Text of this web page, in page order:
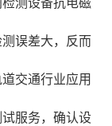
测设备抗电磁
误差大，反而
交通行业应用
服务，确认设